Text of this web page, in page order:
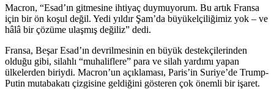
Macron, “Esad’ın gitmesine ihtiyaç duymuyorum. Bu artık Fransa
için bir ön koşul değil. Yedi yıldır Şam’da büyükelçiliğimiz yok – ve
hâlâ bir çözüme ulaşmış değiliz” dedi.
Fransa, Beşar Esad’ın devrilmesinin en büyük destekçilerinden
olduğu gibi, silahlı “muhaliflere” para ve silah yardımı yapan
ülkelerden biriydi. Macron’un açıklaması, Paris’in Suriye’de Trump-
Putin mutabakatı çizgisine geldiğini gösteren çok önemli bir işaret.